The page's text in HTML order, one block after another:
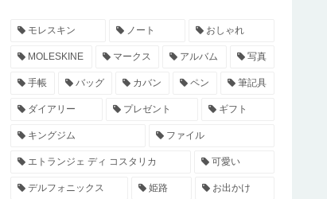
モレスキン ノート おしゃれ
MOLESKINE マークス アルバム 写真
手帳 バッグ カバン ペン 筆記具
ダイアリー プレゼント ギフト
キングジム ファイル
エトランジェ ディ コスタリカ 可愛い
デルフォニックス 姫路 お出かけ